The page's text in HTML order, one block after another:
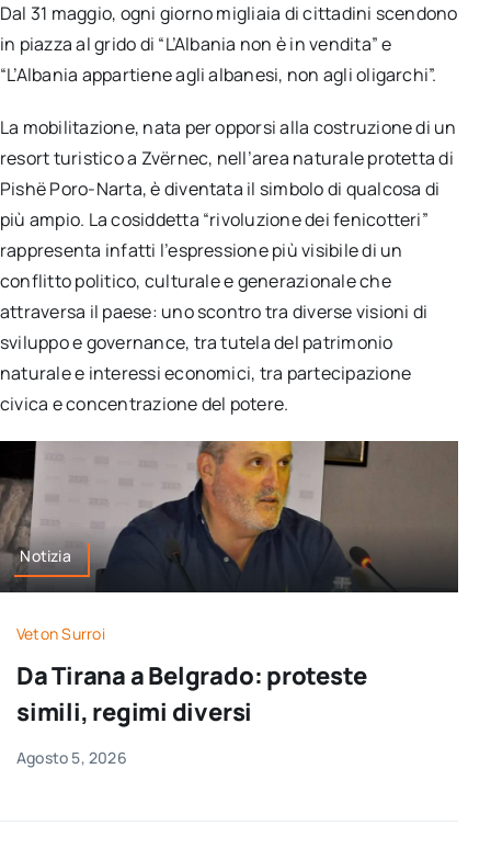
per:
Newsletter
Ita
Dal 31 maggio, ogni giorno migliaia di cittadini scendono
in piazza al grido di “L’Albania non è in vendita” e
“L’Albania appartiene agli albanesi, non agli oligarchi”.
La mobilitazione, nata per opporsi alla costruzione di un
resort turistico a Zvërnec, nell’area naturale protetta di
Pishë Poro-Narta, è diventata il simbolo di qualcosa di
più ampio. La cosiddetta “rivoluzione dei fenicotteri”
rappresenta infatti l’espressione più visibile di un
conflitto politico, culturale e generazionale che
attraversa il paese: uno scontro tra diverse visioni di
sviluppo e governance, tra tutela del patrimonio
naturale e interessi economici, tra partecipazione
civica e concentrazione del potere.
Notizia
Veton Surroi
Da Tirana a Belgrado: proteste
simili, regimi diversi
Agosto 5, 2026